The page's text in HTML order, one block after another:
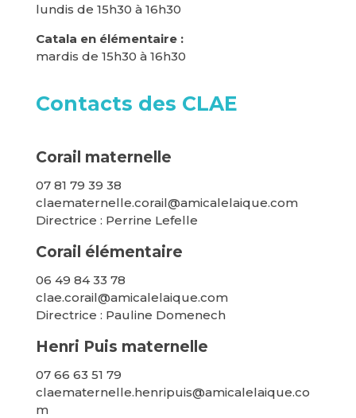
lundis de 15h30 à 16h30
Catala en élémentaire :
mardis de 15h30 à 16h30
Contacts des CLAE
Corail maternelle
07 81 79 39 38
claematernelle.corail@amicalelaique.com
Directrice : Perrine Lefelle
Corail élémentaire
06 49 84 33 78
clae.corail@amicalelaique.com
Directrice : Pauline Domenech
Henri Puis maternelle
07 66 63 51 79
claematernelle.henripuis@amicalelaique.co
m